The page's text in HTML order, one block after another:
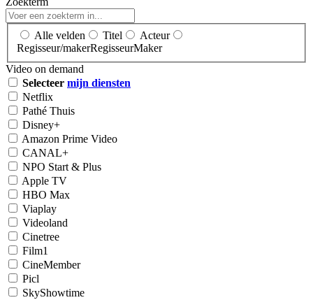
Alle velden Titel
Acteur
Regisseur/makerRegisseurMaker
Video on demand
Selecteer mijn diensten
Netflix
Pathé Thuis
Disney+
Amazon Prime Video
CANAL+
NPO Start & Plus
Apple TV
HBO Max
Viaplay
Videoland
Cinetree
Film1
CineMember
Picl
SkyShowtime